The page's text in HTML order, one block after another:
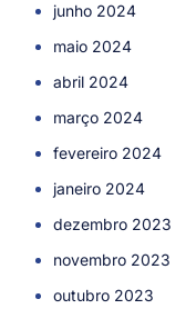
junho 2024
maio 2024
abril 2024
março 2024
fevereiro 2024
janeiro 2024
dezembro 2023
novembro 2023
outubro 2023